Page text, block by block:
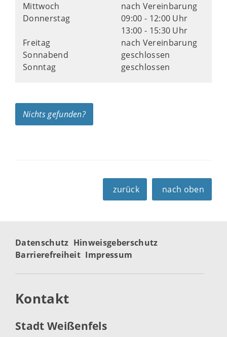
Mittwoch
nach Vereinbarung
Donnerstag
09:00 - 12:00 Uhr
13:00 - 15:30 Uhr
Freitag
nach Vereinbarung
Sonnabend
geschlossen
Sonntag
geschlossen
Nichts gefunden?
zurück nach oben
Datenschutz Hinweisgeberschutz
Barrierefreiheit Impressum
Kontakt
Stadt Weißenfels